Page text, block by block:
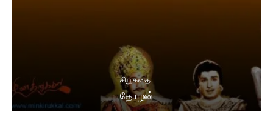
சிறுகதை
தோழன்